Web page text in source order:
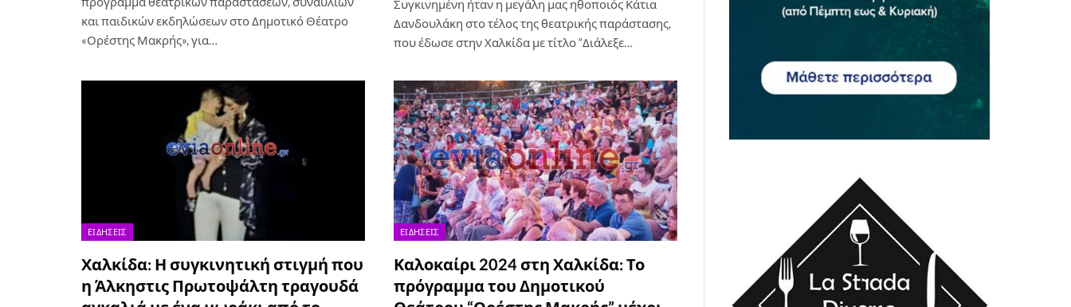
και παιδικών εκδηλώσεων στο Δημοτικό Θέατρο
«Ορέστης Μακρής», για…
Συγκινημένη ήταν η μεγάλη μας ηθοποιός Κάτια
Δανδουλάκη στο τέλος της θεατρικής παράστασης,
που έδωσε στην Χαλκίδα με τίτλο “Διάλεξε…
ΕΙΔΉΣΕΙΣ
Χαλκίδα: Η συγκινητική στιγμή που
η Άλκηστις Πρωτοψάλτη τραγουδά
ΕΙΔΉΣΕΙΣ
Καλοκαίρι 2024 στη Χαλκίδα: Το
πρόγραμμα του Δημοτικού